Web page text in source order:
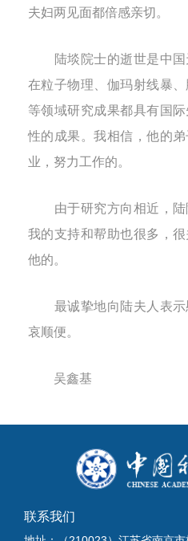
夫妇两见面都倍感亲切。
陆埮院士的逝世是中
在粒子物理、伽玛射线暴
等领域研究成果都具有国
性的成果。我相信，他的
业，努力工作的。
由于研究方向相近，
我的支持和帮助也很多，
他的。
最诚挚地向陆夫人表
哀顺便。
吴鑫基
联系我们